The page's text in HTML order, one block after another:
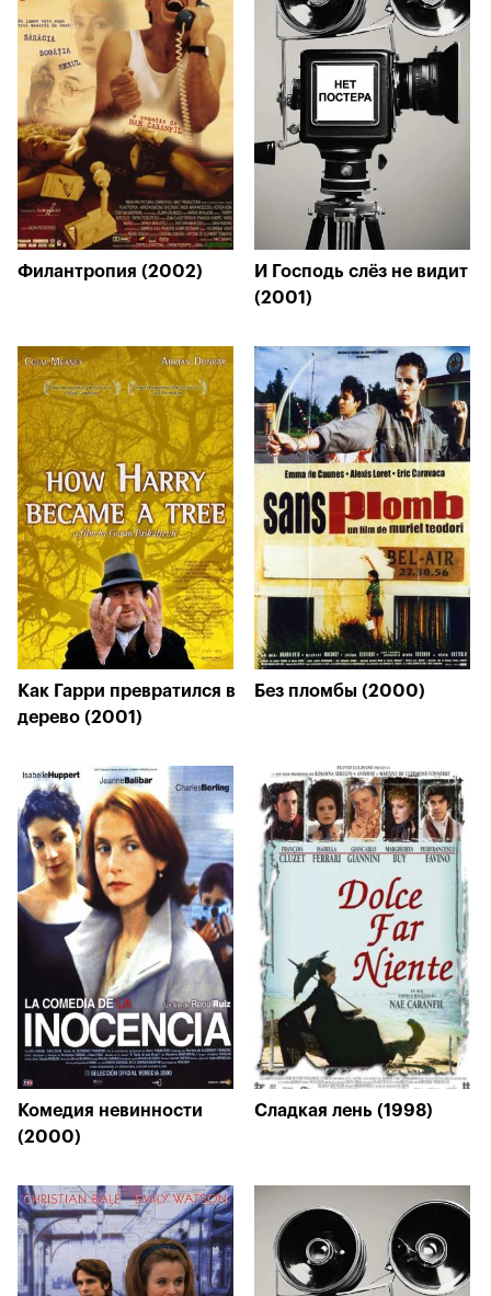
Филантропия (2002)
И Господь слёз не видит
(2001)
Как Гарри превратился в
дерево (2001)
Без пломбы (2000)
Комедия невинности
(2000)
Сладкая лень (1998)